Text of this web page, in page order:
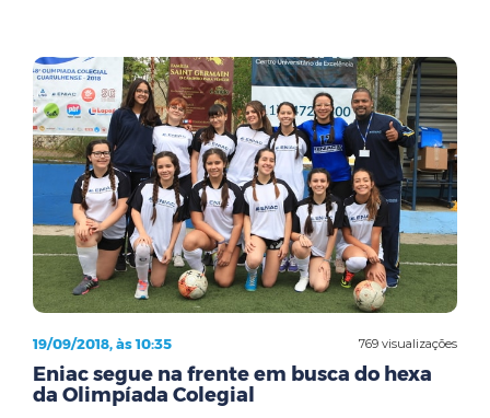
769 visualizações
19/09/2018, às 10:35
Eniac segue na frente em busca do hexa
da Olimpíada Colegial